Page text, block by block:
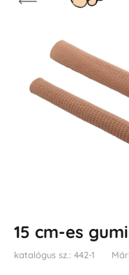
15 cm-es
katalógus sz.: 442-1